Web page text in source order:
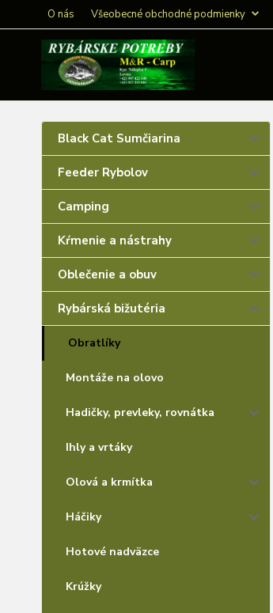
O nás Všeobecné obchodné podmienky
Black Cat Sumčiarina
Feeder Rybolov
Camping
Kŕmenie a nástrahy
Oblečenie a obuv
Rybárská bižutéria
Obratlíky
Montáže na olovo
Hadičky, prevleky, rovnátka
Ihly a vrtáky
Olová a krmítka
Háčiky
Hotové nadväzce
Krúžky